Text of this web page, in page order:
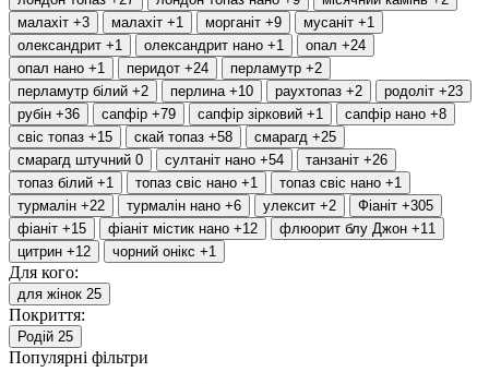
малахіт +3 малахіт +1 морганіт +9 мусаніт +1
олександрит +1 олександрит нано +1 опал +24
опал нано +1 перидот +24 перламутр +2
перламутр білий +2 перлина +10 раухтопаз +2 родоліт +23
рубін +36 сапфір +79 сапфір зірковий +1 сапфір нано +8
свіс топаз +15 скай топаз +58 смарагд +25
смарагд штучний 0 султаніт нано +54 танзаніт +26
топаз білий +1 топаз свіс нано +1 топаз свіс нано +1
турмалін +22 турмалін нано +6 улексит +2 Фіаніт +305
фіаніт +15 фіаніт містик нано +12 флюорит блу Джон +11
цитрин +12 чорний онікс +1
Для кого:
для жінок 25
Покриття:
Родій 25
Популярні фільтри